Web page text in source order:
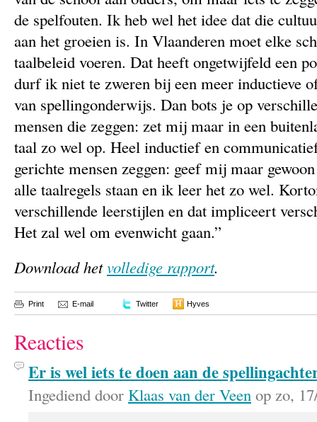
de spelfouten. Ik heb wel het idee dat die
aan het groeien is. In Vlaanderen moet elke
taalbeleid voeren. Dat heeft ongetwijfeld een
durf ik niet te zweren bij een meer inductieve
van spellingonderwijs. Dan bots je op
mensen die zeggen: zet mij maar in een
taal zo wel op. Heel inductief en
gerichte mensen zeggen: geef mij maar
alle taalregels staan en ik leer het zo wel.
verschillende leerstijlen en dat impliceert
Het zal wel om evenwicht gaan.”
Download hetvolledige rapport.
Print E-mail Twitter Hyves
Reacties
Er is wel iets te doen aan de
Ingediend door Klaas van der Veen op zo,